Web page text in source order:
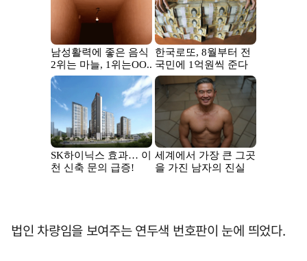
법인 차량임을 보여주는 연두색 번호판이 눈에 띄었다.